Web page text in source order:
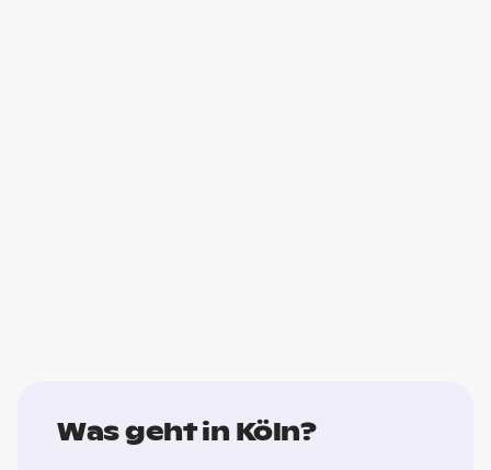
Was geht in Köln?